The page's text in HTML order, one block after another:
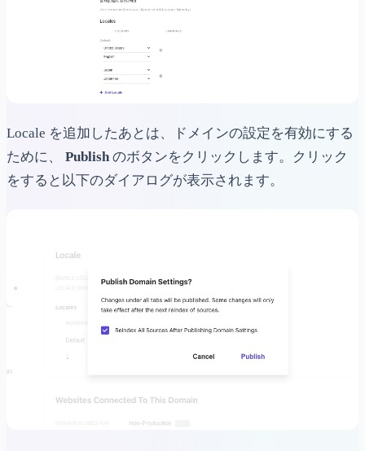
Locale を追加したあとは、ドメインの設定を有効にする
ために、 Publish のボタンをクリックします。クリック
をすると以下のダイアログが表示されます。